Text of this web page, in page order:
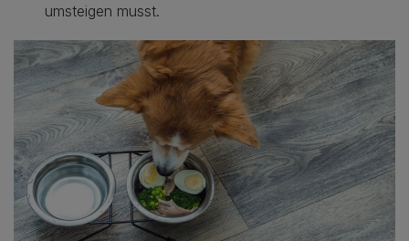
umsteigen musst.